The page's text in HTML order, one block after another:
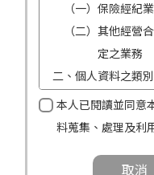
（一）保險經紀
（二）其他經營
定之業務
二、個人資料之類別
（一）姓名
（二）性別
三、個人資料利用
本人已閱讀並同意
料蒐集、處理及利